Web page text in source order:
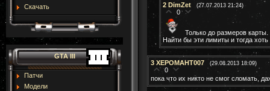
Скачать
GTA III
Патчи
Модели
2 DimZet (27.07.2013 21:24)
0
Только до размеров
Найти бы эти лимиты и тогда
3 XEPOMAHT007 (29.08.2013 18:09)
0
пока что их никто не смог сломать,